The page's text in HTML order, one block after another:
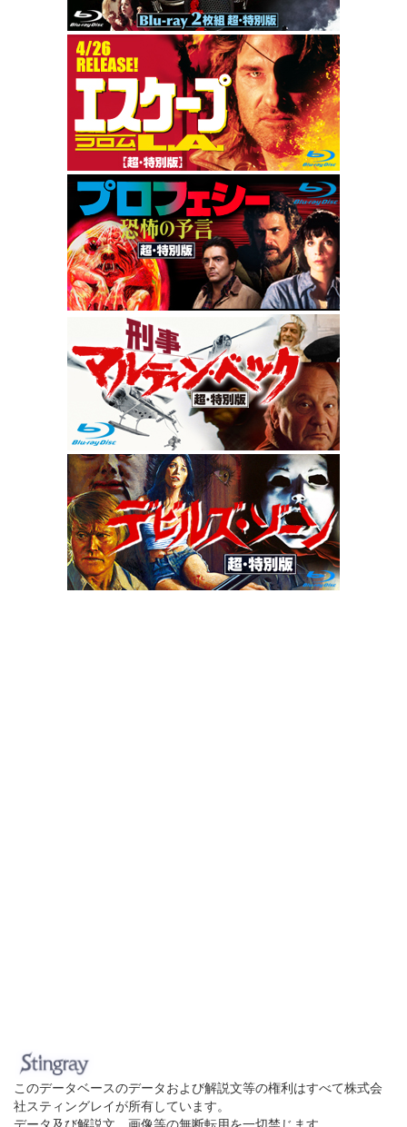
このデータベースのデータおよび解説文等の権利はすべて株式会
社スティングレイが所有しています。